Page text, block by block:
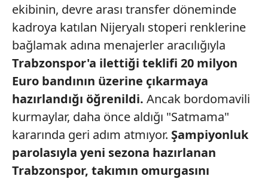
ekibinin, devre arası transfer döneminde
kadroya katılan Nijeryalı stoperi renklerine
bağlamak adına menajerler aracılığıyla
Trabzonspor'a ilettiği teklifi 20 milyon
Euro bandının üzerine çıkarmaya
hazırlandığı öğrenildi. Ancak bordomavili
kurmaylar, daha önce aldığı "Satmama"
kararında geri adım atmıyor. Şampiyonluk
parolasıyla yeni sezona hazırlanan
Trabzonspor, takımın omurgasını